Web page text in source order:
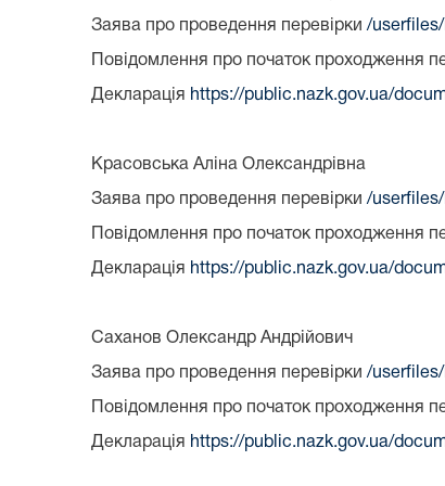
Заява про проведення перевірки /
Повідомлення про початок проходження
Декларація https://public.nazk.gov.ua/
Красовська Аліна Олександрівна
Заява про проведення перевірки /
Повідомлення про початок проходження
Декларація https://public.nazk.gov.ua/
Саханов Олександр Андрійович
Заява про проведення перевірки /
Повідомлення про початок проходження
Декларація https://public.nazk.gov.ua/